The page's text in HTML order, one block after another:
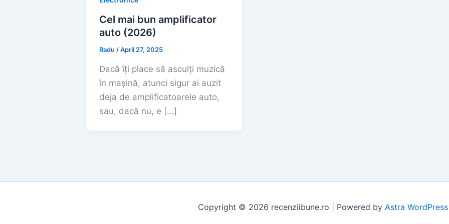
Cel mai bun amplificator
auto (2026)
Radu /April 27, 2025
Dacă îți place să asculți muzică
în mașină, atunci sigur ai auzit
deja de amplificatoarele auto,
sau, dacă nu, e […]
Copyright © 2026 recenziibune.ro | Powered by Astra